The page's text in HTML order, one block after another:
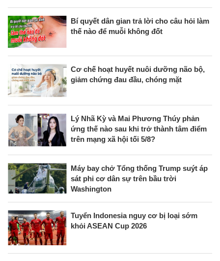
Bí quyết dân gian trả lời cho câu hỏi làm
thế nào để muỗi không đốt
Cơ chế hoạt huyết nuôi dưỡng não bộ,
giảm chứng đau đầu, chóng mặt
Lý Nhã Kỳ và Mai Phương Thúy phản
ứng thế nào sau khi trở thành tâm điểm
trên mạng xã hội tối 5/8?
Máy bay chở Tổng thống Trump suýt áp
sát phi cơ dân sự trên bầu trời
Washington
Tuyển Indonesia nguy cơ bị loại sớm
khỏi ASEAN Cup 2026